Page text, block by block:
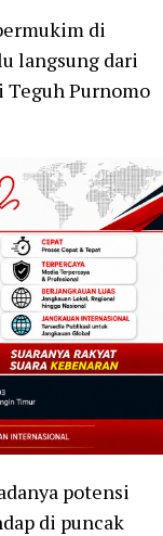
di
langsung dari
Teguh Purnomo
potensi
di puncak